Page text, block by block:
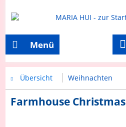
Menü
Übersicht Weihnachten
Farmhouse Christmas